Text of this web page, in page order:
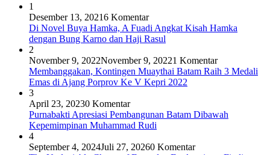
1
Desember 13, 20216 Komentar
Di Novel Buya Hamka, A Fuadi Angkat Kisah Hamka
dengan Bung Karno dan Haji Rasul
2
November 9, 2022November 9, 20221 Komentar
Membanggakan, Kontingen Muaythai Batam Raih 3 Medali
Emas di Ajang Porprov Ke V Kepri 2022
3
April 23, 20230 Komentar
Purnabakti Apresiasi Pembangunan Batam Dibawah
Kepemimpinan Muhammad Rudi
4
September 4, 2024Juli 27, 20260 Komentar